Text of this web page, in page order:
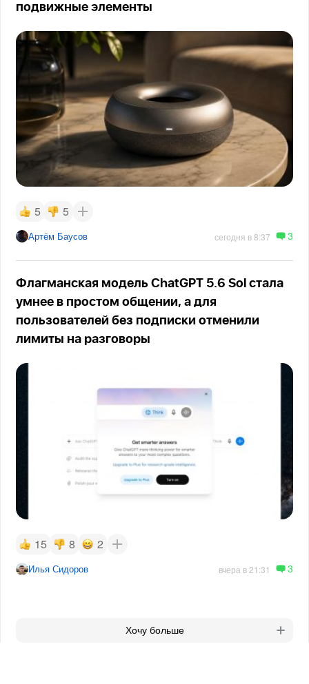
подвижные элементы
5 5
Артём Баусов сегодня в 8:37 3
Флагманская модель ChatGPT 5.6 Sol стала
умнее в простом общении, а для
пользователей без подписки отменили
лимиты на разговоры
15 8 2
Илья Сидоров вчера в 21:31 3
Хочу больше